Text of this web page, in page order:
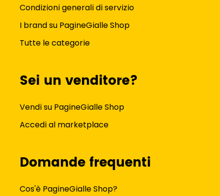
Condizioni generali di servizio
I brand su PagineGialle Shop
Tutte le categorie
Sei un venditore?
Vendi su PagineGialle Shop
Accedi al marketplace
Domande frequenti
Cos'è PagineGialle Shop?